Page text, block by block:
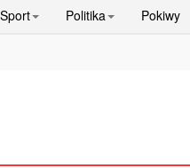
Sport Politika Pokiwy